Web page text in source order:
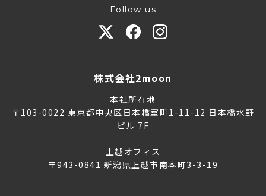
Follow us
株式会社2moon
本社所在地
〒103-0022 東京都中央区日本橋室町1-11-12 日本橋水野
ビル 7F
上越オフィス
〒943-0841 新潟県上越市南本町3-3-19